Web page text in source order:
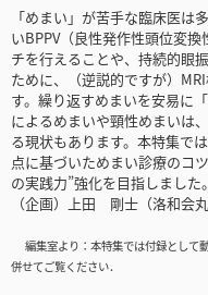
「めまい」が苦手な臨床医は
いBPPV（良性発作性頭位変
チを行えることや、持続的眼
ために、（逆説的ですが）
す。繰り返すめまいを安易に
によるめまいや頸性めまいは
る現状もあります。本特集で
点に基づいためまい診療のコ
の実践力”強化を目指しました。
（企画）上田 剛士（洛和会
編集室より：本特集では付録として
併せてご覧ください．